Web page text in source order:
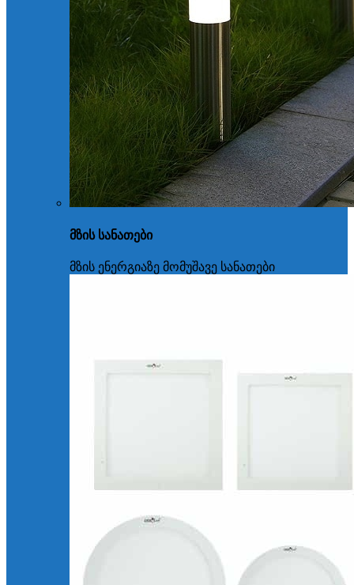
მზის სანათები
მზის ენერგიაზე მომუშავე სანათები